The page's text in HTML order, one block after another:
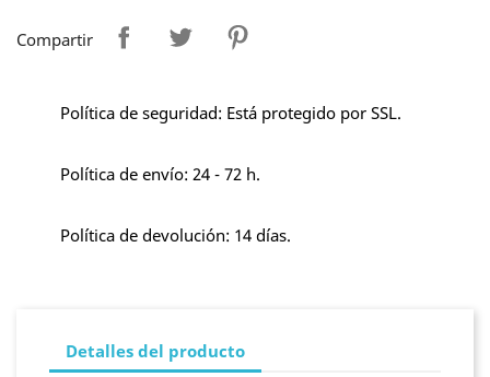
Compartir
Política de seguridad: Está protegido por SSL.
Política de envío: 24 - 72 h.
Política de devolución: 14 días.
Detalles del producto